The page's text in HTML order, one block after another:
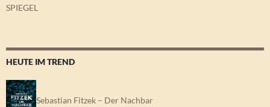
SPIEGEL
HEUTE IM TREND
Sebastian Fitzek – Der Nachbar